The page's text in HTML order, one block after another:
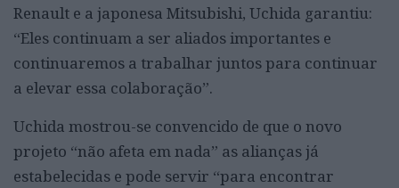
Renault e a japonesa Mitsubishi, Uchida garantiu:
“Eles continuam a ser aliados importantes e
continuaremos a trabalhar juntos para continuar
a elevar essa colaboração”.
Uchida mostrou-se convencido de que o novo
projeto “não afeta em nada” as alianças já
estabelecidas e pode servir “para encontrar